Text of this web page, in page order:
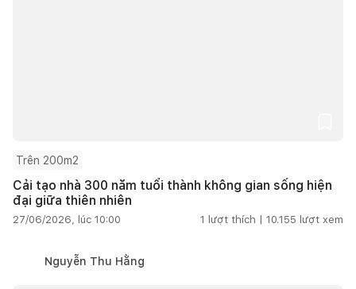
Trên 200m2
Cải tạo nhà 300 năm tuổi thành không gian sống hiện
đại giữa thiên nhiên
27/06/2026, lúc 10:00 1 lượt thích | 10.155 lượt xem
Nguyễn Thu Hằng